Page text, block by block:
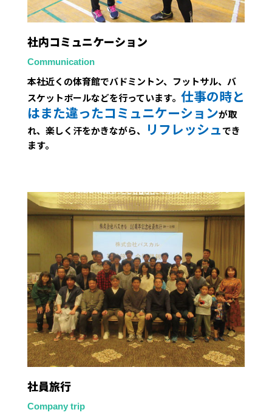
社内コミュニケーション
Communication
本社近くの体育館でバドミントン、フットサル、バ
スケットボールなどを行っています。 仕事の時と
はまた違ったコミュニケーションが取
れ、楽しく汗をかきながら、
リフレッシュでき
ます。
社員旅行
Company trip